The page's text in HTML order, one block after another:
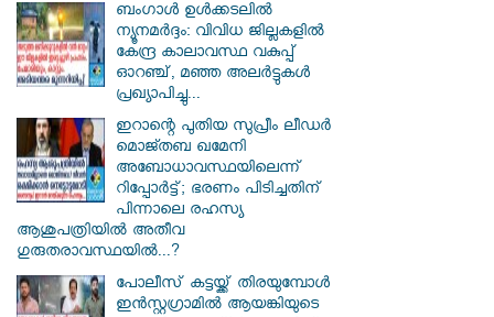
ബംഗാൾ ഉൾക്കടലിൽ
ന്യൂനമർദ്ദം: വിവിധ ജില്ലകളിൽ
കേന്ദ്ര കാലാവസ്ഥ വകുപ്പ്
ഓറഞ്ച്, മഞ്ഞ അലർട്ടുകൾ
പ്രഖ്യാപിച്ചു...
ഇറാന്റെ പുതിയ സുപ്രീം ലീഡർ
മൊജ്തബ ഖമേനി
അബോധാവസ്ഥയിലെന്ന്
റിപ്പോർട്ട്; ഭരണം പിടിച്ചതിന്
പിന്നാലെ രഹസ്യ
ആശുപത്രിയിൽ അതീവ
ഗുരുതരാവസ്ഥയിൽ...?
പോലീസ് കട്ടയ്ക്ക് തിരയുമ്പോൾ
ഇൻസ്റ്റഗ്രാമിൽ ആയങ്കിയുടെ